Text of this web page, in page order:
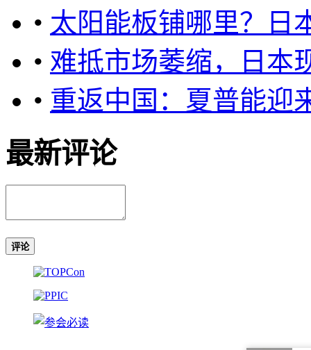
• 太阳能板铺哪里？日
• 难抵市场萎缩，日本
• 重返中国：夏普能迎
最新评论
评论